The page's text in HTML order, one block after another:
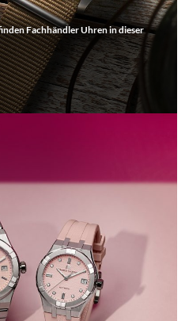
Fachhändler Uhren in dieser